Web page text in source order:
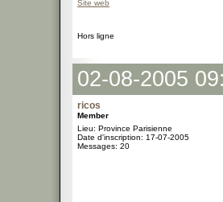
Site web
Hors ligne
02-08-2005
ricos
Member
Lieu: Province Parisienne
Date d'inscription: 17-07-2005
Messages: 20